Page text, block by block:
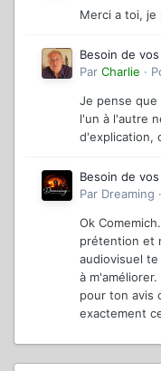
Merci a toi,
Besoin de vos
Par Charlie ·
Je pense que
l'un à l'autre
d'explication,
Besoin de vos
Par Dreaming ·
Ok
prétention et
audiovisuel
à
pour ton avis
exactement